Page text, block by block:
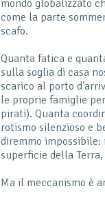
mondo globalizzato
come la parte
scafo.
Quanta fatica e
sulla soglia di casa
scarico al porto
le proprie famiglie
pirati). Quanta
rotismo silenzioso e
diremmo
superficie della
Ma il meccanismo è